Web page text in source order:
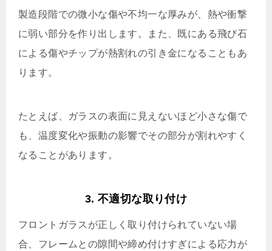
製造段階での微小な傷や不均一な厚みが、熱や衝撃
に弱い部分を作り出します。また、既にある飛び石
による傷やチップが熱割れの引き金になることもあ
ります。
たとえば、ガラスの表面に見えないほど小さな傷で
も、温度変化や振動の影響でその部分が割れやすく
なることがあります。
3. 不適切な取り付け
フロントガラスが正しく取り付けられていない場
合、フレームとの隙間や締め付けすぎによる応力が